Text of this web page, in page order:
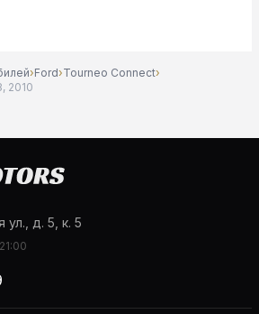
›Ford›Tourneo Connect›
2010
д. 5, к. 5